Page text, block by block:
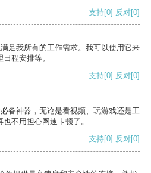
支持[0] 反对[0]
足我所有的工作需求。我可以使用它来
程安排等。
支持[0] 反对[0]
备神器，无论是看视频、玩游戏还是工
不用担心网速卡顿了。
支持[0] 反对[0]